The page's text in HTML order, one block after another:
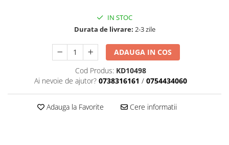
IN STOC
Durata de livrare: 2-3 zile
ADAUGA IN COS
Cod Produs: KD10498
Ai nevoie de ajutor? 0738316161 / 0754434060
Adauga la Favorite Cere informatii